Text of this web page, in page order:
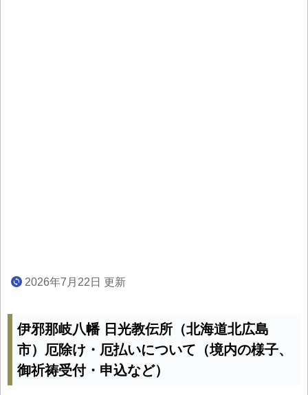
2026年7月22日 更新
伊邪那岐八幡 日光教伝所（北海道北広島
市）厄除け・厄払いについて（境内の様子、
御祈祷受付・申込など）